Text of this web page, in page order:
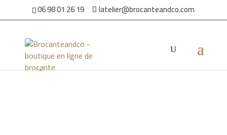
06 98 01 26 19 latelier@brocanteandco.com
Accueil/Par ambiance/
/ Pots à épices Digoin
Sarreguemines